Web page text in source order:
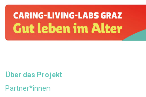
Über das Projekt
Partner*innen